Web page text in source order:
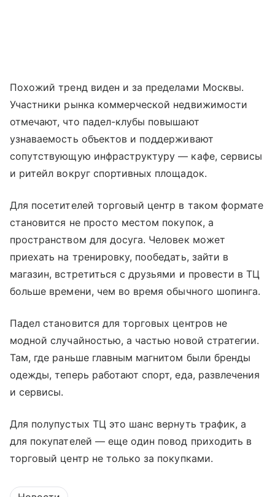
Похожий тренд виден и за пределами Москвы.
Участники рынка коммерческой недвижимости
отмечают, что падел-клубы повышают
узнаваемость объектов и поддерживают
сопутствующую инфраструктуру — кафе, сервисы
и ритейл вокруг спортивных площадок.
Для посетителей торговый центр в таком формате
становится не просто местом покупок, а
пространством для досуга. Человек может
приехать на тренировку, пообедать, зайти в
магазин, встретиться с друзьями и провести в ТЦ
больше времени, чем во время обычного шопинга.
Падел становится для торговых центров не
модной случайностью, а частью новой стратегии.
Там, где раньше главным магнитом были бренды
одежды, теперь работают спорт, еда, развлечения
и сервисы.
Для полупустых ТЦ это шанс вернуть трафик, а
для покупателей — еще один повод приходить в
торговый центр не только за покупками.